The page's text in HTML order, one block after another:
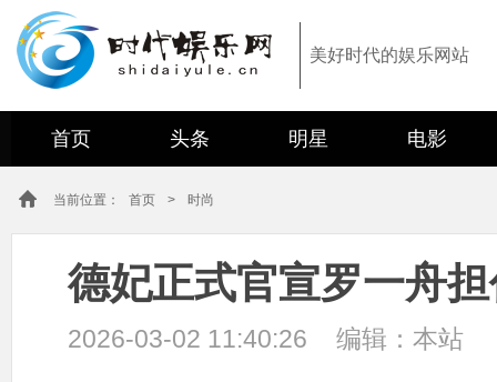
美好时代的娱乐网站
首页 头条 明星 电影
当前位置： 首页 > 时尚
德妃正式官宣罗一舟
2026-03-02 11:40:26 编辑： 本站